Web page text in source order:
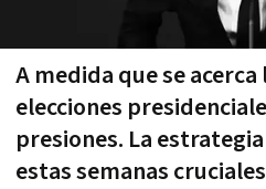
A medida que se acerca
elecciones
presiones. La
estas semanas cruciales